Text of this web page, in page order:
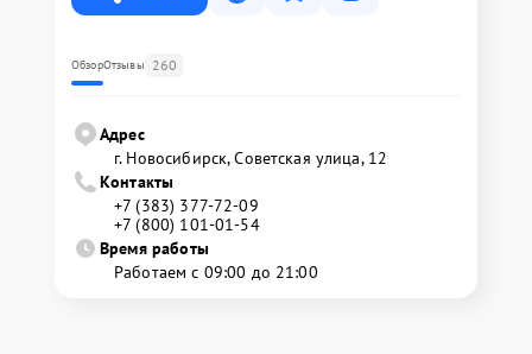
ОбзорОтзывы 260
Адрес
г. Новосибирск, Советская улица, 12
Контакты
+7 (383) 377-72-09
+7 (800) 101-01-54
Время работы
Работаем с 09:00 до 21:00